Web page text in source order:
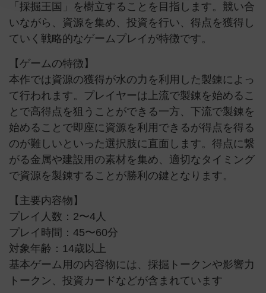
「採掘王国」を樹立することを目指します。競い合
いながら、資源を集め、投資を行い、得点を獲得し
ていく戦略的なゲームプレイが特徴です。
【ゲームの特徴】
本作では資源の獲得が水の力を利用した製錬によっ
て行われます。プレイヤーは上流で製錬を始めるこ
とで高得点を狙うことができる一方、下流で製錬を
始めることで即座に資源を利用できるが得点を得る
のが難しいといった選択肢に直面します。得点に繋
がる金属や建設用の素材を集め、適切なタイミング
で資源を製錬することが勝利の鍵となります。
【主要内容物】
プレイ人数：2〜4人
プレイ時間：45〜60分
対象年齢：14歳以上
基本ゲーム用の内容物には、採掘トークンや影響力
トークン、投資カードなどが含まれています